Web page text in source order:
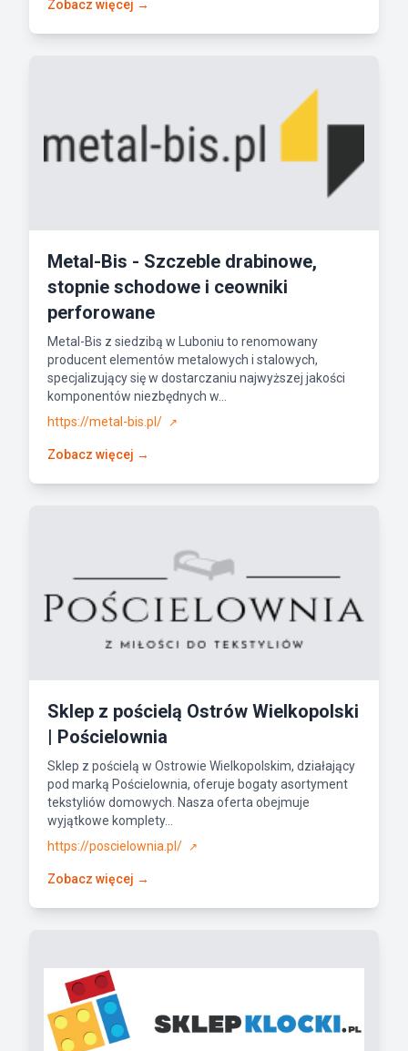
Zobacz więcej →
Metal-Bis - Szczeble drabinowe,
stopnie schodowe i ceowniki
perforowane
Metal-Bis z siedzibą w Luboniu to renomowany
producent elementów metalowych i stalowych,
specjalizujący się w dostarczaniu najwyższej jakości
komponentów niezbędnych w...
https://metal-bis.pl/
↗
Zobacz więcej →
Sklep z pościelą Ostrów Wielkopolski
| Pościelownia
Sklep z pościelą w Ostrowie Wielkopolskim, działający
pod marką Pościelownia, oferuje bogaty asortyment
tekstyliów domowych. Nasza oferta obejmuje
wyjątkowe komplety...
https://poscielownia.pl/
↗
Zobacz więcej →